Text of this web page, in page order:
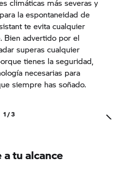
climáticas más severas y
la espontaneidad de
te evita cualquier
Bien advertido por el
superas cualquier
tienes la seguridad,
necesarias para
siempre has soñado.
1 / 3
tu alcance